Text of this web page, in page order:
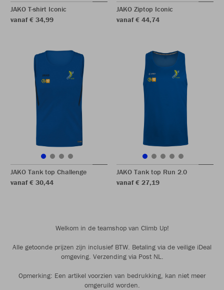
JAKO T-shirt Iconic
vanaf € 34,99
JAKO Ziptop Iconic
vanaf € 44,74
JAKO Tank top Challenge
vanaf € 30,44
JAKO Tank top Run 2.0
vanaf € 27,19
Welkom in de teamshop van Climb Up!
Alle getoonde prijzen zijn inclusief BTW. Betaling via de veilige iDeal
omgeving. Verzending via Post NL.
Opmerking: Een artikel voorzien van bedrukking, kan niet meer
omgeruild worden.